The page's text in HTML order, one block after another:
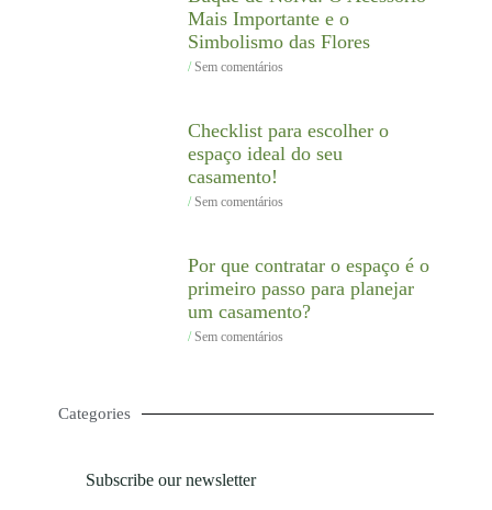
Mais Importante e o
Simbolismo das Flores
Sem comentários
Checklist para escolher o
espaço ideal do seu
casamento!
Sem comentários
Por que contratar o espaço é o
primeiro passo para planejar
um casamento?
Sem comentários
Categories
Subscribe our newsletter